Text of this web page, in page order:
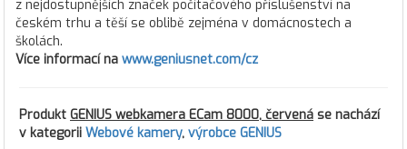
z nejdostupnějších značek počítačového příslušenství na
českém trhu a těší se oblibě zejména v domácnostech a
školách.
Více informací na www.geniusnet.com/cz
Produkt GENIUS webkamera ECam 8000, červená se nachází
v kategorii Webové kamery, výrobce GENIUS